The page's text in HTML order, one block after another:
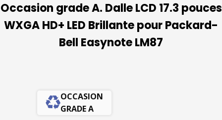
Occasion grade A. Dalle LCD 17.3 pouces
WXGA HD+ LED Brillante pour Packard-
Bell Easynote LM87
OCCASION
GRADE A